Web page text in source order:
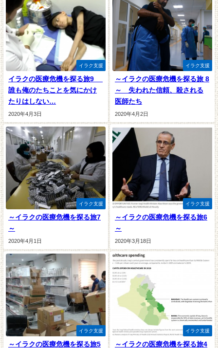
イラク支援
イラクの医療危機を探る旅9
誰も俺のたちことを気にかけ
たりはしない…
2020年4月3日
イラク支援
～イラクの医療危機を探る旅 8
～ 失われた信頼、殺される
医師たち
2020年4月2日
イラク支援
～イラクの医療危機を探る旅7
～
2020年4月1日
イラク支援
～イラクの医療危機を探る旅6
～
2020年3月18日
イラク支援
～イラクの医療危機を探る旅5
イラク支援
～イラクの医療危機を探る旅4